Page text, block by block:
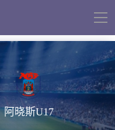
导
阿晓斯U17